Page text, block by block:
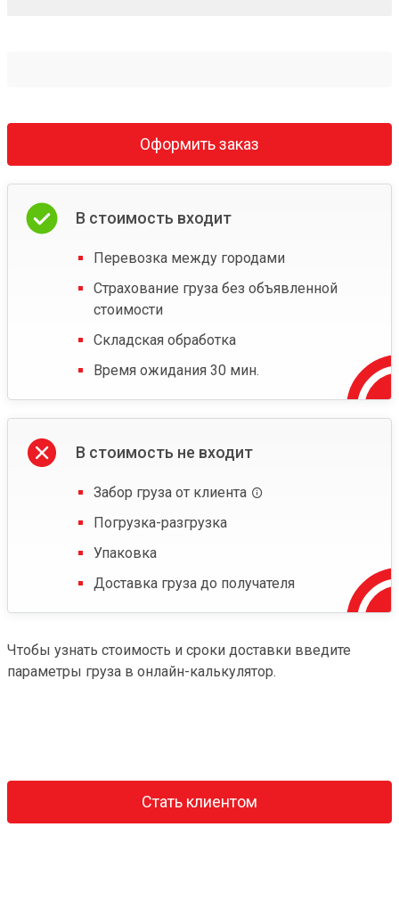
Оформить заказ
В стоимость входит
Перевозка между городами
Страхование груза без объявленной
стоимости
Складская обработка
Время ожидания 30 мин.
В стоимость не входит
Забор груза от клиента
Погрузка-разгрузка
Упаковка
Доставка груза до получателя
Чтобы узнать стоимость и сроки доставки введите
параметры груза в онлайн-калькулятор.
Стать клиентом